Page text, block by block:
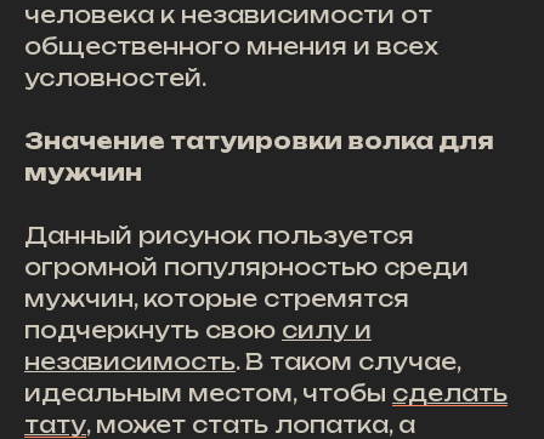
человека к независимости от
общественного мнения и всех
условностей.
Значение татуировки волка для
мужчин
Данный рисунок пользуется
огромной популярностью среди
мужчин, которые стремятся
подчеркнуть свою силу и
независимость. В таком случае,
идеальным местом, чтобы сделать
тату, может стать лопатка, а